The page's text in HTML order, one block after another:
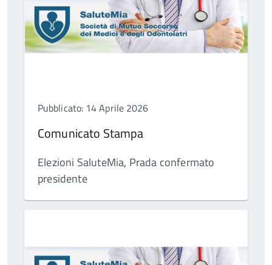
Pubblicato: 14 Aprile 2026
Comunicato Stampa
Elezioni SaluteMia, Prada confermato
presidente